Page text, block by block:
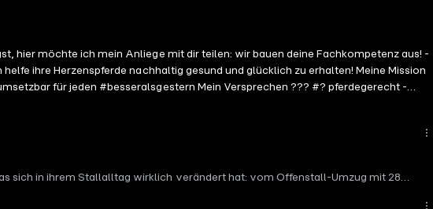
hier möchte ich mein Anliege mit dir teilen: wir bauen deine Fachkompetenz aus! -
ihre Herzenspferde nachhaltig gesund und glücklich zu erhalten! Meine Mission
für jeden #besseralsgestern Mein Versprechen ??? #? pferdegerecht -
kompakt, verständlich und umsetzbar #? zugänglich für jeden, von
sich in ihrem Stallalltag wirklich verändert hat: vom Offenstall-Umzug mit 28